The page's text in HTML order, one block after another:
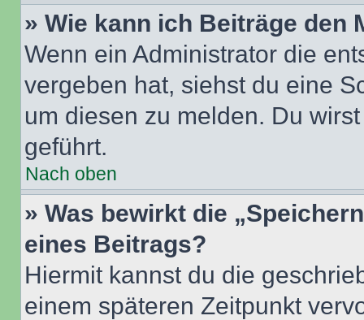
» Wie kann ich Beiträge den
Wenn ein Administrator die
vergeben hat, siehst du eine
um diesen zu melden. Du
geführt.
Nach oben
» Was bewirkt die
eines Beitrags?
Hiermit kannst du die
einem späteren Zeitpunkt